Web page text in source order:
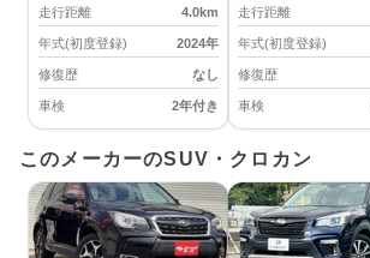
走行距離
4.0km
年式(初度登録) 2024年
修復歴 なし
車検 2年付き
走行距離
年式(初度登録)
修復歴
車検
このメーカーのSUV・クロカン